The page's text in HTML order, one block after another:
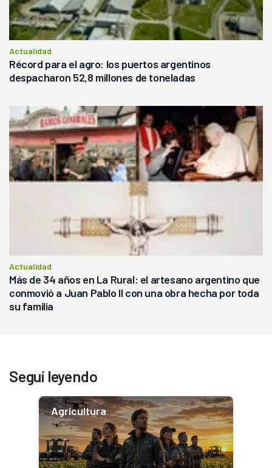
Actualidad
Récord para el agro: los puertos argentinos
despacharon 52,8 millones de toneladas
Actualidad
Más de 34 años en La Rural: el artesano argentino que
conmovió a Juan Pablo II con una obra hecha por toda
su familia
Seguí leyendo
Agricultura